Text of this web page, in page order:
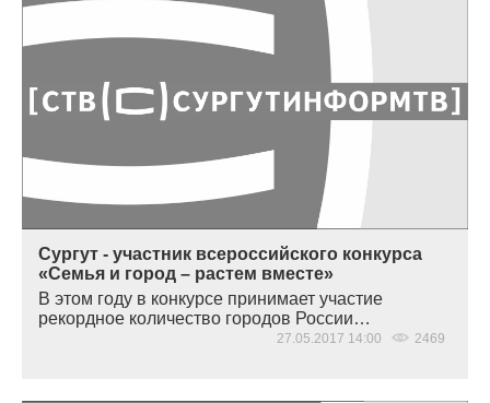
Сургут - участник всероссийского конкурса
«Семья и город – растем вместе»
В этом году в конкурсе принимает участие
рекордное количество городов России…
27.05.2017 14:00 2469